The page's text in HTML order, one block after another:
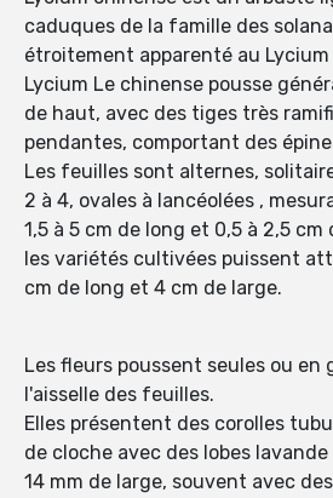
caduques de la famille des
étroitement apparenté au Lycium
Lycium Le chinense pousse
de haut, avec des tiges très
pendantes, comportant des
Les feuilles sont alternes,
2 à 4, ovales à lancéolées ,
1,5 à 5 cm de long et 0,5 à 2,5 cm
les variétés cultivées puissent
cm de long et 4 cm de large.
Les fleurs poussent seules ou en
l'aisselle des feuilles.
Elles présentent des corolles
de cloche avec des lobes
14 mm de large, souvent avec